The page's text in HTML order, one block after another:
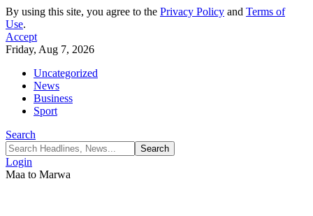
By using this site, you agree to the Privacy Policy and Terms of
Use.
Accept
Friday, Aug 7, 2026
Uncategorized
News
Business
Sport
Search
Login
Maa to Marwa